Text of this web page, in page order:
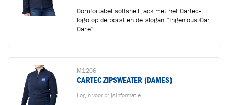
Comfortabel softshell jack met het Cartec-
logo op de borst en de slogan “Ingenious Car
Care”...
M1206
CARTEC ZIPSWEATER (DAMES)
Login voor prijsinformatie